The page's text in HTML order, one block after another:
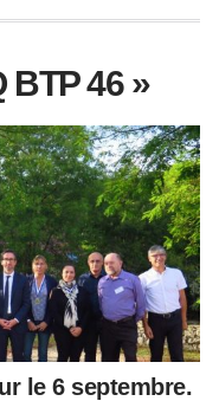
BTP 46 »
le 6 septembre.